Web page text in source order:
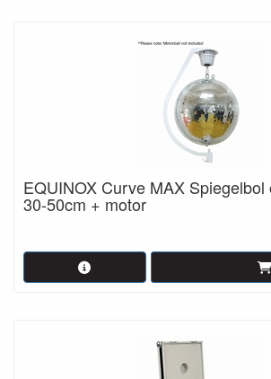
EQUINOX Curve MAX Spiegelbol
30-50cm + motor